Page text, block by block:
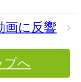
画に反響
プへ